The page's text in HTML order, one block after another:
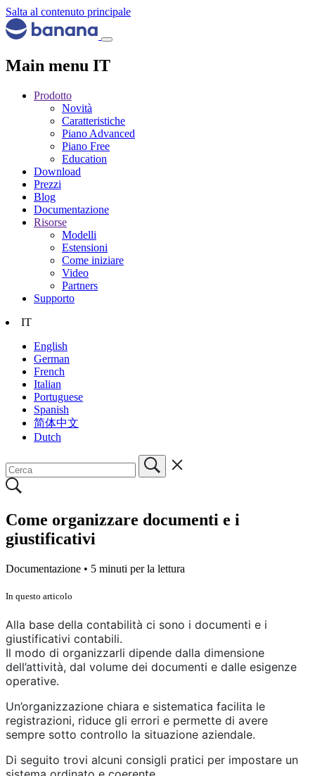
Salta al contenuto principale
Main menu IT
Prodotto
Novità
Caratteristiche
Piano Advanced
Piano Free
Education
Download
Prezzi
Blog
Documentazione
Risorse
Modelli
Estensioni
Come iniziare
Video
Partners
Supporto
IT
English
German
French
Italian
Portuguese
Spanish
简体中文
Dutch
Come organizzare documenti e i
giustificativi
Documentazione • 5 minuti per la lettura
In questo articolo
Alla base della contabilità ci sono i documenti e i
giustificativi contabili.
Il modo di organizzarli dipende dalla dimensione
dell’attività, dal volume dei documenti e dalle esigenze
operative.
Un’organizzazione chiara e sistematica facilita le
registrazioni, riduce gli errori e permette di avere
sempre sotto controllo la situazione aziendale.
Di seguito trovi alcuni consigli pratici per impostare un